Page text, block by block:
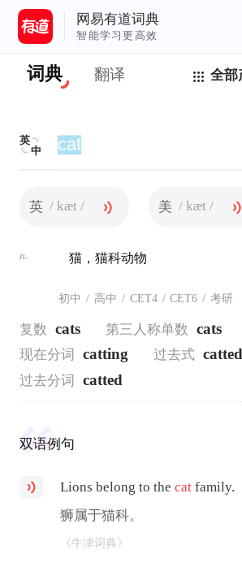
网易有道词典
智能学习更高效
词典 翻译 全部
英
中
英 / kæt / 美 / kæt /
n. 猫，猫科动物
初中 / 高中 / CET4 / CET6 / 考研
复数 cats 第三人称单数 cats
现在分词 catting 过去式 catted
过去分词 catted
双语例句
Lions belong to thecat family.
狮属于猫科。
《牛津词典》